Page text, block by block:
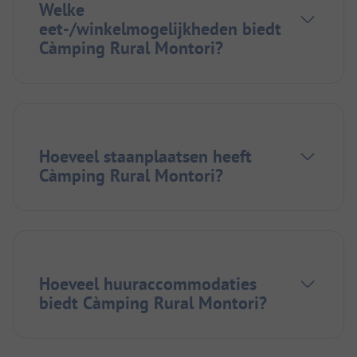
Welke
eet-/winkelmogelijkheden biedt
Càmping Rural Montori?
Hoeveel staanplaatsen heeft
Càmping Rural Montori?
Hoeveel huuraccommodaties
biedt Càmping Rural Montori?